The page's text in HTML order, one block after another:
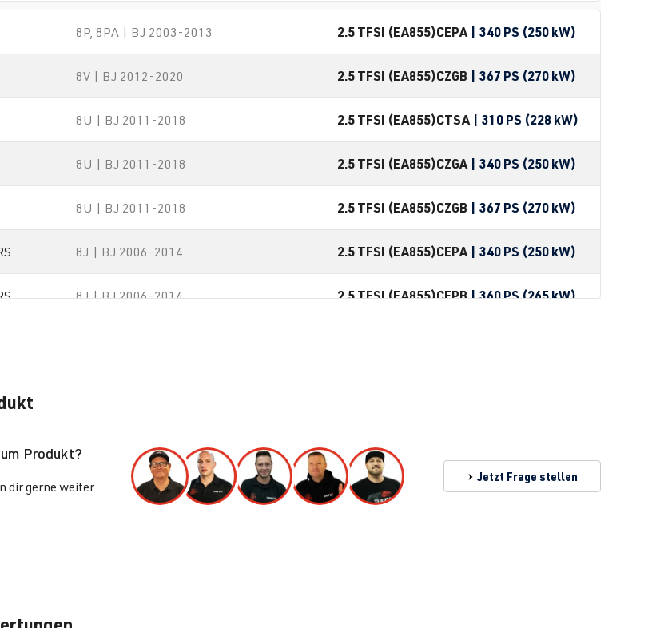
8P, 8PA | BJ 2003-2013 2.5 TFSI (EA855)CEPA | 340 PS (250 kW)
8V | BJ 2012-2020 2.5 TFSI (EA855)CZGB | 367 PS (270 kW)
8U | BJ 2011-2018 2.5 TFSI (EA855)CTSA | 310 PS (228 kW)
8U | BJ 2011-2018 2.5 TFSI (EA855)CZGA | 340 PS (250 kW)
8U | BJ 2011-2018 2.5 TFSI (EA855)CZGB | 367 PS (270 kW)
8J | BJ 2006-2014 2.5 TFSI (EA855)CEPA | 340 PS (250 kW)
8J | BJ 2006-2014 2.5 TFSI (EA855)CEPB| 360 PS (265 kW)
Produkt?
dir gerne weiter
Jetzt Frage stellen